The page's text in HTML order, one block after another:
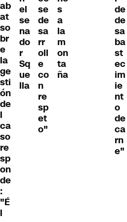
ab
at
so
br
e
la
ge
sti
ón
de
l
ca
so
re
sp
on
de
:
"É
l
el
se
na
do
r
Sq
ue
lla
se
de
sa
rr
oll
e
co
n
re
sp
et
o"
s
a
la
m
on
ta
ña
de
de
sa
ba
st
ec
im
ie
nt
o
de
ca
rn
e"